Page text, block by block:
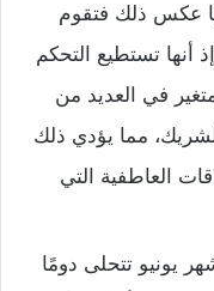
عكس ذلك فتقوم
أنها تستطيع التحكم
في العديد من
مما يؤدي ذلك
العاطفية التي
يونيو تتحلى دومًا